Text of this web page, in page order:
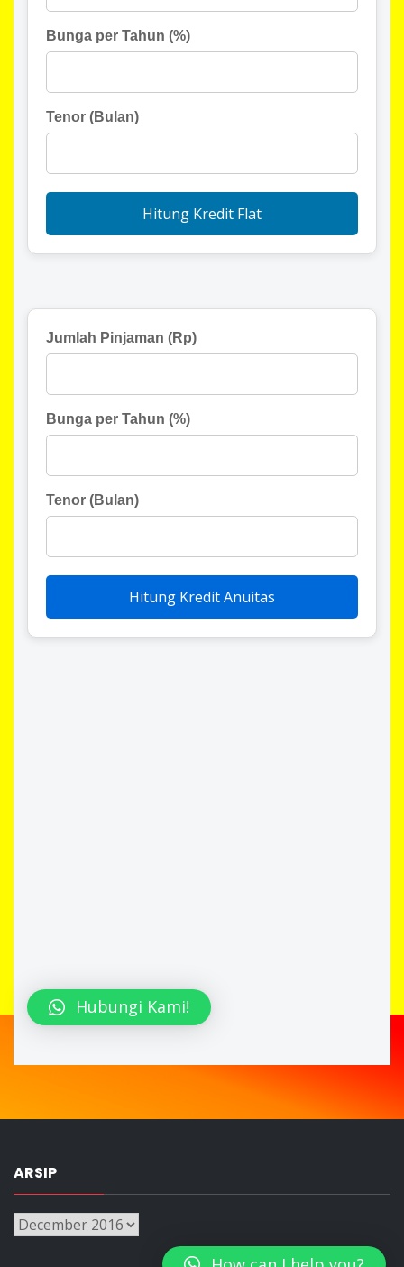
Bunga per Tahun (%)
Tenor (Bulan)
Hitung Kredit Flat
Jumlah Pinjaman (Rp)
Bunga per Tahun (%)
Tenor (Bulan)
Hitung Kredit Anuitas
Hubungi Kami!
ARSIP
Arsip